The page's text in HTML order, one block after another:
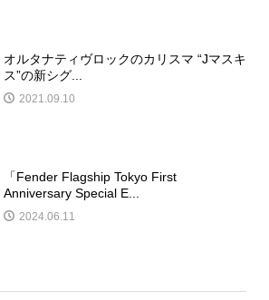
オルタナティヴロックのカリスマ “Jマスキ
ス”の新シグ...
2021.09.10
「Fender Flagship Tokyo First
Anniversary Special E...
2024.06.11